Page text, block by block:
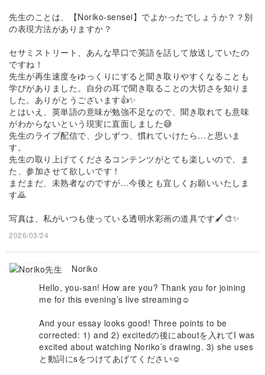
先生のことは、【Noriko-sensei】でよかったでしょうか？？別
の表現方法がありますか？
セサミストリート、あんな早口で英語を話して放送していたの
ですね！
先生が再生速度をゆっくりにすると聞き取りやすくなることも
学びがありました。自分の耳で聞き取ることの大切さを知りま
した。ありがとうございます👍✨
とはいえ、英単語の意味が勉強不足なので、聞き取れても意味
がわからないという現実に直面しました😅
先生のライブ配信で、少しずつ、慣れていけたら…と思いま
す。
先生の取り上げてくださるコンテンツがとても楽しいので、ま
た、参加させて欲しいです！
まだまだ、未熟者なのですが…今後とも宜しくお願いいたしま
す🙇
写真は、私がいつも使っている透明水彩画の道具です🖌️🎨✨
2026/03/24
Noriko
Hello, you-san! How are you? Thank you for joining
me for this evening’s live streaming☺️
And your essay looks good! Three points to be
corrected: 1) and 2) excitedの後にaboutを入れてI was
excited about watching Noriko’s drawing. 3) she uses
と動詞にsをつけてあげてください☺️